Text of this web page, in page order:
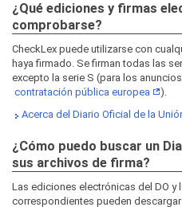
¿Qué ediciones y firmas
comprobarse?
CheckLex puede utilizarse con
haya firmado. Se firman todas las
excepto la serie S (para los
contratación pública europea
).
Acerca del Diario Oficial de la
¿Cómo puedo buscar un
sus archivos de firma?
Las ediciones electrónicas del DO y
correspondientes pueden